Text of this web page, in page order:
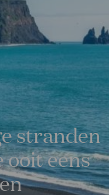
stranden
ooit eens